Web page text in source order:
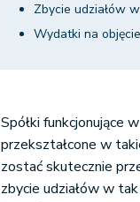
Zbycie udziałów
Wydatki na
Spółki funkcjonujące
przekształcone w
zostać skutecznie
zbycie udziałów w